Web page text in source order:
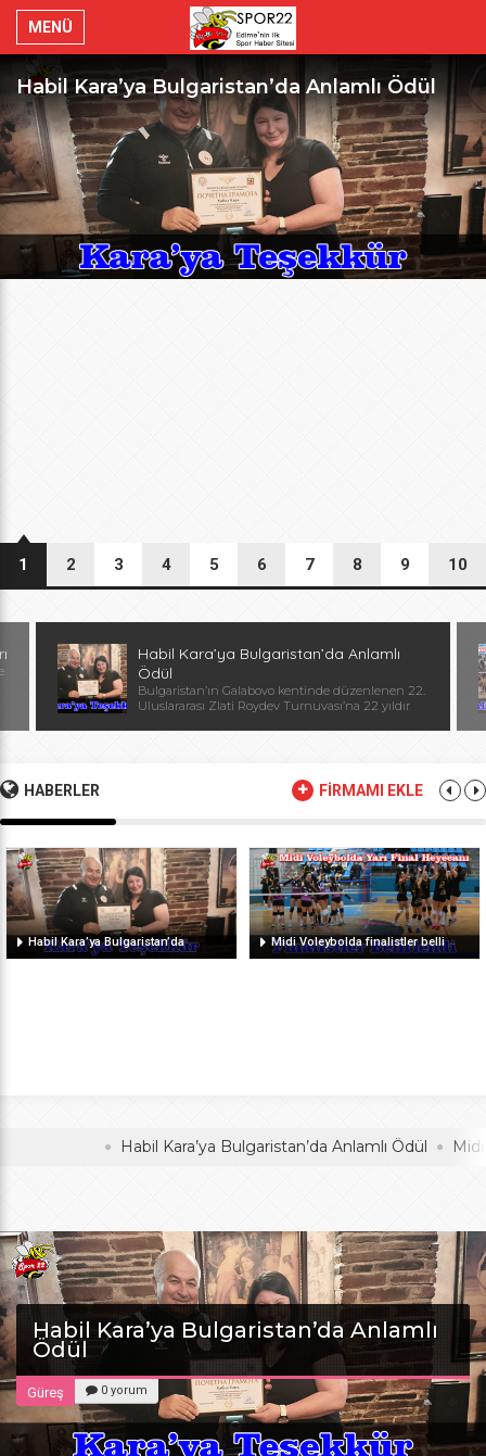
MENÜ
Habil Kara’ya Bulgaristan’da Anlamlı Ödül
1 2 3 4 5 6 7 8 9 10
Habil Kara’ya Bulgaristan’da Anlamlı
Ödül
Bulgaristan’ın Galabovo kentinde düzenlenen 22.
Uluslararası Zlati Roydev Turnuvası’na 22 yıldır
Federasyonu Başkanı, Avrupa ve Dünya
Şampiyonu, olimpiyat ikincisi Stanka Zlateva
HABERLER FİRMAMI EKLE
Habil Kara’ya Bulgaristan’da Midi Voleybolda finalistler belli
Habil Kara’ya Bulgaristan’da Anlamlı Ödül Midi
Habil Kara’ya Bulgaristan’da Anlamlı
Ödül
Güreş 0 yorum